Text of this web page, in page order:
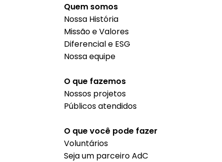
Quem somos
Nossa História
Missão e Valores
Diferencial e ESG
Nossa equipe
O que fazemos
Nossos projetos
Públicos atendidos
O que você pode fazer
Voluntários
Seja um parceiro AdC